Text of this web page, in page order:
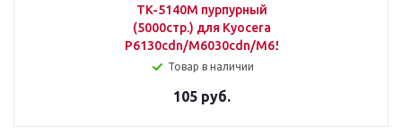
TK-5140M пурпурный
(5000стр.) для Kyocera
P6130cdn/M6030cdn/M6530cdn
Товар в наличии
105 руб.